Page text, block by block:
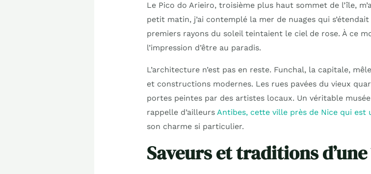
Le Pico do Arieiro, troisième plus haut sommet de l’île,
petit matin, j’ai contemplé la mer de nuages qui
premiers rayons du soleil teintaient le ciel de rose. À ce
l’impression d’être au paradis.
L’architecture n’est pas en reste. Funchal, la capitale,
et constructions modernes. Les rues pavées du vieux
portes peintes par des artistes locaux. Un véritable
rappelle d’ailleurs Antibes, cette ville près de Nice qui est
son charme si particulier.
Saveurs et traditions